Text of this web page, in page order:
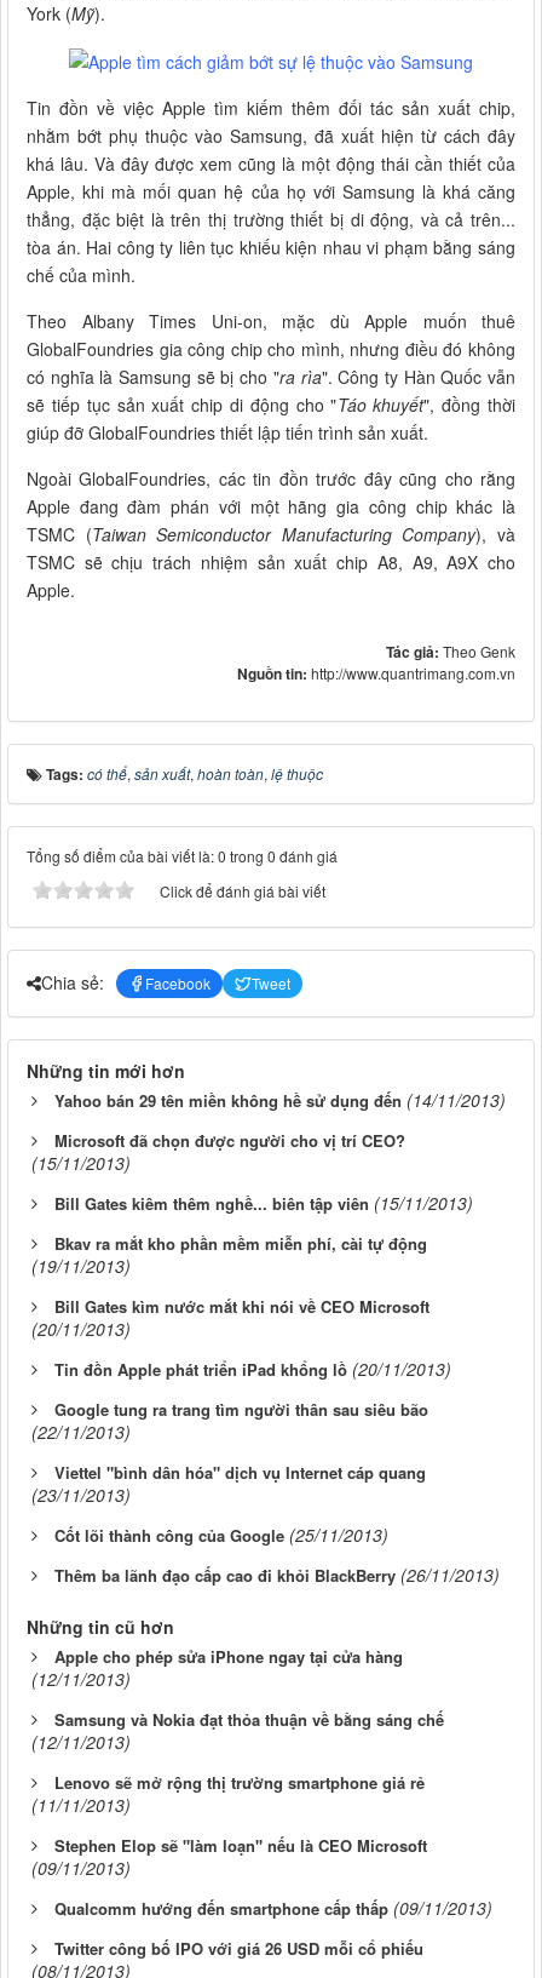
York (Mỹ).
Tin đồn về việc Apple tìm kiếm thêm đối tác sản xuất chip,
nhằm bớt phụ thuộc vào Samsung, đã xuất hiện từ cách đây
khá lâu. Và đây được xem cũng là một động thái cần thiết của
Apple, khi mà mối quan hệ của họ với Samsung là khá căng
thẳng, đặc biệt là trên thị trường thiết bị di động, và cả trên...
tòa án. Hai công ty liên tục khiếu kiện nhau vi phạm bằng sáng
chế của mình.
Theo Albany Times Uni-on, mặc dù Apple muốn thuê
GlobalFoundries gia công chip cho mình, nhưng điều đó không
có nghĩa là Samsung sẽ bị cho "ra rìa". Công ty Hàn Quốc vẫn
sẽ tiếp tục sản xuất chip di động cho "Táo khuyết", đồng thời
giúp đỡ GlobalFoundries thiết lập tiến trình sản xuất.
Ngoài GlobalFoundries, các tin đồn trước đây cũng cho rằng
Apple đang đàm phán với một hãng gia công chip khác là
TSMC (Taiwan Semiconductor Manufacturing Company), và
TSMC sẽ chịu trách nhiệm sản xuất chip A8, A9, A9X cho
Apple.
Tác giả: Theo Genk
Nguồn tin: http://www.quantrimang.com.vn
Tags: có thể, sản xuất, hoàn toàn, lệ thuộc
Tổng số điểm của bài viết là: 0 trong 0 đánh giá
Click để đánh giá bài viết
Chia sẻ: Facebook Tweet
Những tin mới hơn
Yahoo bán 29 tên miền không hề sử dụng đến (14/11/2013)
Microsoft đã chọn được người cho vị trí CEO?
(15/11/2013)
Bill Gates kiêm thêm nghề... biên tập viên (15/11/2013)
Bkav ra mắt kho phần mềm miễn phí, cài tự động
(19/11/2013)
Bill Gates kìm nước mắt khi nói về CEO Microsoft
(20/11/2013)
Tin đồn Apple phát triển iPad khổng lồ (20/11/2013)
Google tung ra trang tìm người thân sau siêu bão
(22/11/2013)
Viettel "bình dân hóa" dịch vụ Internet cáp quang
(23/11/2013)
Cốt lõi thành công của Google (25/11/2013)
Thêm ba lãnh đạo cấp cao đi khỏi BlackBerry (26/11/2013)
Những tin cũ hơn
Apple cho phép sửa iPhone ngay tại cửa hàng
(12/11/2013)
Samsung và Nokia đạt thỏa thuận về bằng sáng chế
(12/11/2013)
Lenovo sẽ mở rộng thị trường smartphone giá rẻ
(11/11/2013)
Stephen Elop sẽ "làm loạn" nếu là CEO Microsoft
(09/11/2013)
Qualcomm hướng đến smartphone cấp thấp (09/11/2013)
Twitter công bố IPO với giá 26 USD mỗi cổ phiếu
(08/11/2013)